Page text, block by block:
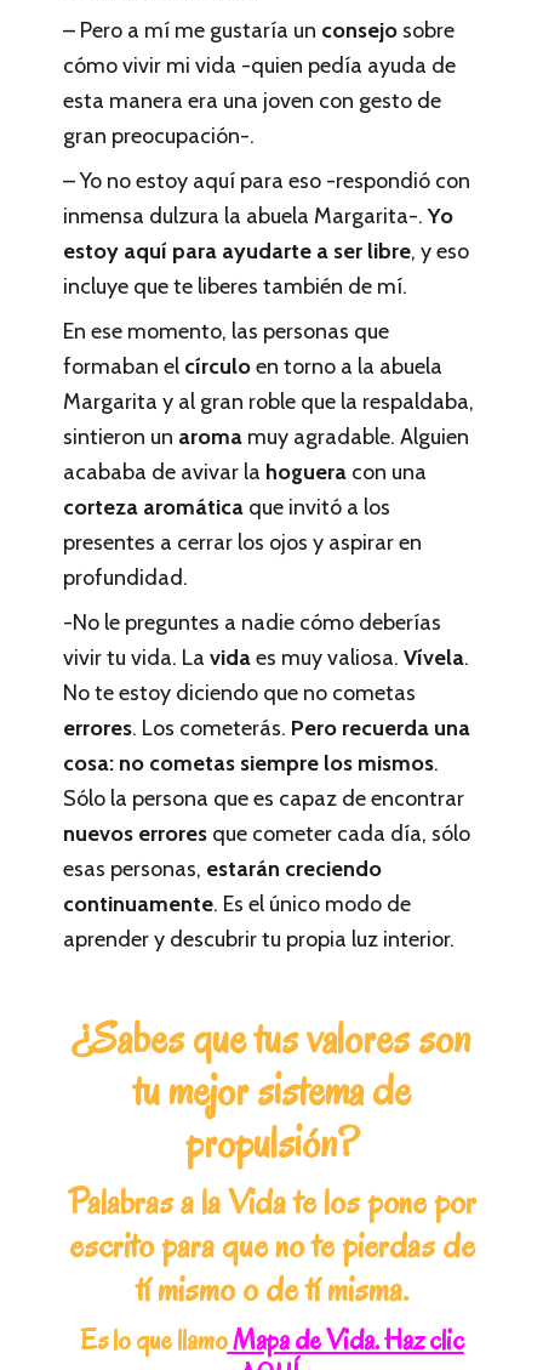
– Pero a mí me gustaría un consejo sobre
cómo vivir mi vida -quien pedía ayuda de
esta manera era una joven con gesto de
gran preocupación-.
– Yo no estoy aquí para eso -respondió con
inmensa dulzura la abuela Margarita-.Yo
estoy aquí para ayudarte a ser libre, y eso
incluye que te liberes también de mí.
En ese momento, las personas que
formaban el círculoen torno a la abuela
Margarita y al gran roble que la respaldaba,
sintieron un aroma muy agradable. Alguien
acababa de avivar la hoguera con una
corteza aromática que invitó a los
presentes a cerrar los ojos y aspirar en
profundidad.
-No le preguntes a nadie cómo deberías
vivir tu vida. Lavidaes muy valiosa.Vívela.
No te estoy diciendo que no cometas
errores. Los cometerás. Pero recuerda una
cosa: no cometas siempre los mismos.
Sólo la persona que es capaz de encontrar
nuevos errores que cometer cada día, sólo
esas personas, estarán creciendo
continuamente. Es el único modo de
aprender y descubrir tu propia luz interior.
¿Sabes que tus valores son
tu mejor sistema de
propulsión?
Palabras a la Vida te los pone por
escrito para que no te pierdas de
tí mismo o de tí misma.
Es lo que llamoMapa de Vida. Haz clic